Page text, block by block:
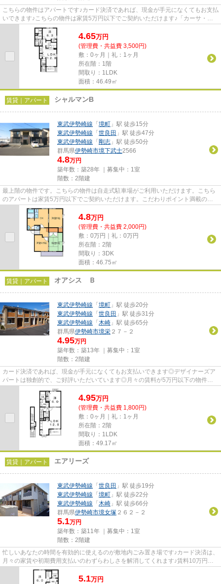
こちらの物件はアパートです♪カード決済であれば、現金が手元になくてもお支払
いできます♪こちらの物件は家賃5万円以下でご契約いただけます♪「カーサ・
de・MⅠ」のここがイチオシ♪でき...
4.65万円
(管理費・共益費 3,500円)
敷：0ヶ月｜礼：1ヶ月
所在階：1階
間取り：1LDK
面積：46.49㎡
賃貸｜アパート シャルマンB
東武伊勢崎線 「 境町 」駅 徒歩15分
東武伊勢崎線 「 世良田 」駅 徒歩47分
東武伊勢崎線 「 剛志 」駅 徒歩50分
群馬県伊勢崎市境下武士2566
4.8万円
築年数：築28年 ｜募集中： 1室
階数：2階建
最上階の物件です。こちらの物件は自走式駐車場がご利用いただけます。こちら
のアパートは家賃5万円以下でご契約いただけます。こだわりポイント満載のシ
ャルマンB。できるだけ早めに...
4.8万円
(管理費・共益費 2,000円)
敷：0万円｜礼：0万円
所在階：2階
間取り：3DK
面積：46.75㎡
賃貸｜アパート オアシス Ｂ
東武伊勢崎線 「 境町 」駅 徒歩20分
東武伊勢崎線 「 世良田 」駅 徒歩31分
東武伊勢崎線 「 木崎 」駅 徒歩65分
群馬県伊勢崎市境栄 ２７－２
4.95万円
築年数：築13年 ｜募集中： 1室
階数：2階建
カード決済であれば、現金が手元になくてもお支払いできます◎デザイナーズア
パートは独創的で、ご好評いただいています◎月々の賃料が5万円以下の物件で
す◎気になるイチオシ物件情報：...
4.95万円
(管理費・共益費 1,800円)
敷：0ヶ月｜礼：1ヶ月
所在階：2階
間取り：1LDK
面積：49.17㎡
賃貸｜アパート エアリーズ
東武伊勢崎線 「 世良田 」駅 徒歩19分
東武伊勢崎線 「 境町 」駅 徒歩22分
東武伊勢崎線 「 木崎 」駅 徒歩66分
群馬県伊勢崎市境女塚 ２６２－２
5.1万円
築年数：築11年 ｜募集中： 1室
階数：2階建
忙しいあなたの時間を有効的に使えるのが敷地内ごみ置き場です♪カード決済は、
月々の家賃や初期費用支払いのわずらわしさを解消してくれます♪賃料10万円以
下をご希望のお客様、ぜひお...
5.1万円